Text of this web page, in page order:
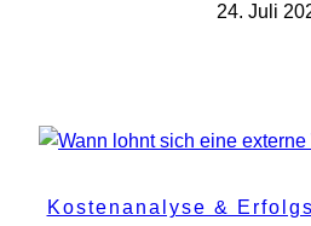
24. Juli
Kostenanalyse &